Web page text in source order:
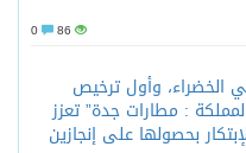
86
الخضراء، وأول ترخيص
: مطارات جدة” تعزز
بحصولها على إنجازين